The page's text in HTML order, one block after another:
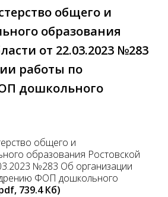
общего и
образования
от 22.03.2023 №283
работы по
дошкольного
общего и
образования Ростовской
№283 Об организации
ФОП дошкольного
739.4 Кб)